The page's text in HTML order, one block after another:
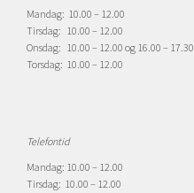
Mandag: 10.00 – 12.00
Tirsdag: 10.00 – 12.00
Onsdag: 10.00 – 12.00 og 16.00 – 17.30
Torsdag: 10.00 – 12.00
Telefontid
Mandag: 10.00 – 12.00
Tirsdag: 10.00 – 12.00